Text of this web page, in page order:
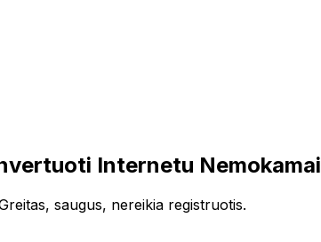
Internetu Nemokamai
saugus, nereikia registruotis.